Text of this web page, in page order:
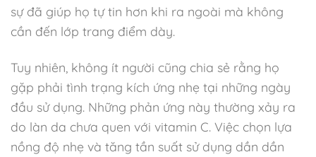
sự đã giúp họ tự tin hơn khi ra ngoài mà không
cần đến lớp trang điểm dày.
Tuy nhiên, không ít người cũng chia sẻ rằng họ
gặp phải tình trạng kích ứng nhẹ tại những ngày
đầu sử dụng. Những phản ứng này thường xảy ra
do làn da chưa quen với vitamin C. Việc chọn lựa
nồng độ nhẹ và tăng tần suất sử dụng dần dần